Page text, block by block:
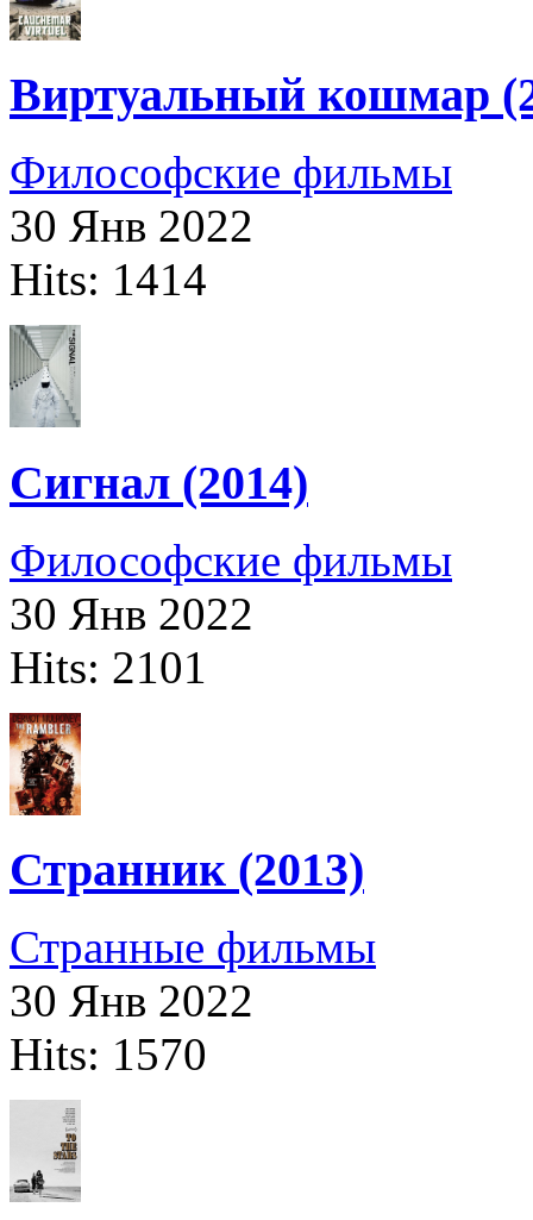
Виртуальный кошмар
Философские фильмы
30 Янв 2022
Hits: 1414
Сигнал (2014)
Философские фильмы
30 Янв 2022
Hits: 2101
Странник (2013)
Странные фильмы
30 Янв 2022
Hits: 1570